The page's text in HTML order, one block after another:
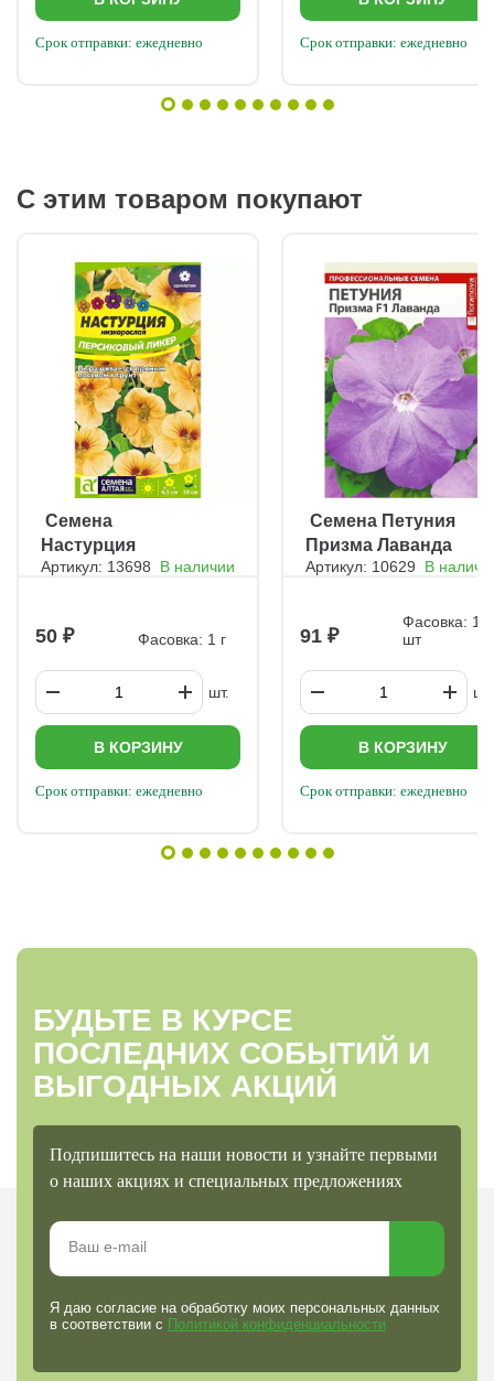
Срок отправки: ежедневно Срок отправки: ежедневно
С этим товаром покупают
ㅤ Семена
Настурция
Персиковый
Артикул: 13698 В наличии
50 Фасовка: 1 г
шт.
В КОРЗИНУ
Срок отправки: ежедневно
ㅤ Семена Петуния
Призма Лаванда
F1
Артикул: 10629 В
91
Фасовка: 10
шт
шт.
В КОРЗИНУ
Срок отправки: ежедневно
БУДЬТЕ В КУРСЕ
ПОСЛЕДНИХ СОБЫТИЙ И
ВЫГОДНЫХ АКЦИЙ
Подпишитесь на наши новости и узнайте первыми
о наших акциях и специальных предложениях
Я даю согласие на обработку моих персональных данных
в соответствии с Политикой конфиденциальности